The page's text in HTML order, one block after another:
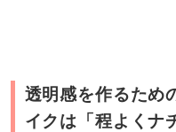
透明感を作るた
イクは「程よくナ